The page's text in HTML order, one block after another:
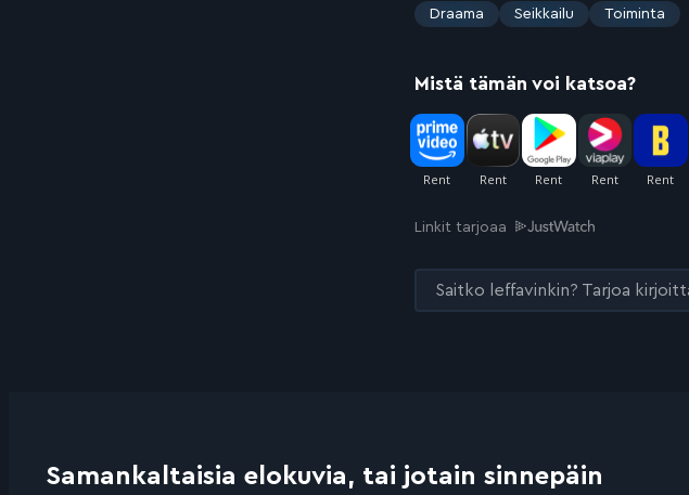
:
Draama Seikkailu Toiminta
Mistä tämän voi katsoa?
Linkit tarjoaa
Saitko leffavinkin? Tarjoa
Samankaltaisia elokuvia, tai jotain sinnepäin